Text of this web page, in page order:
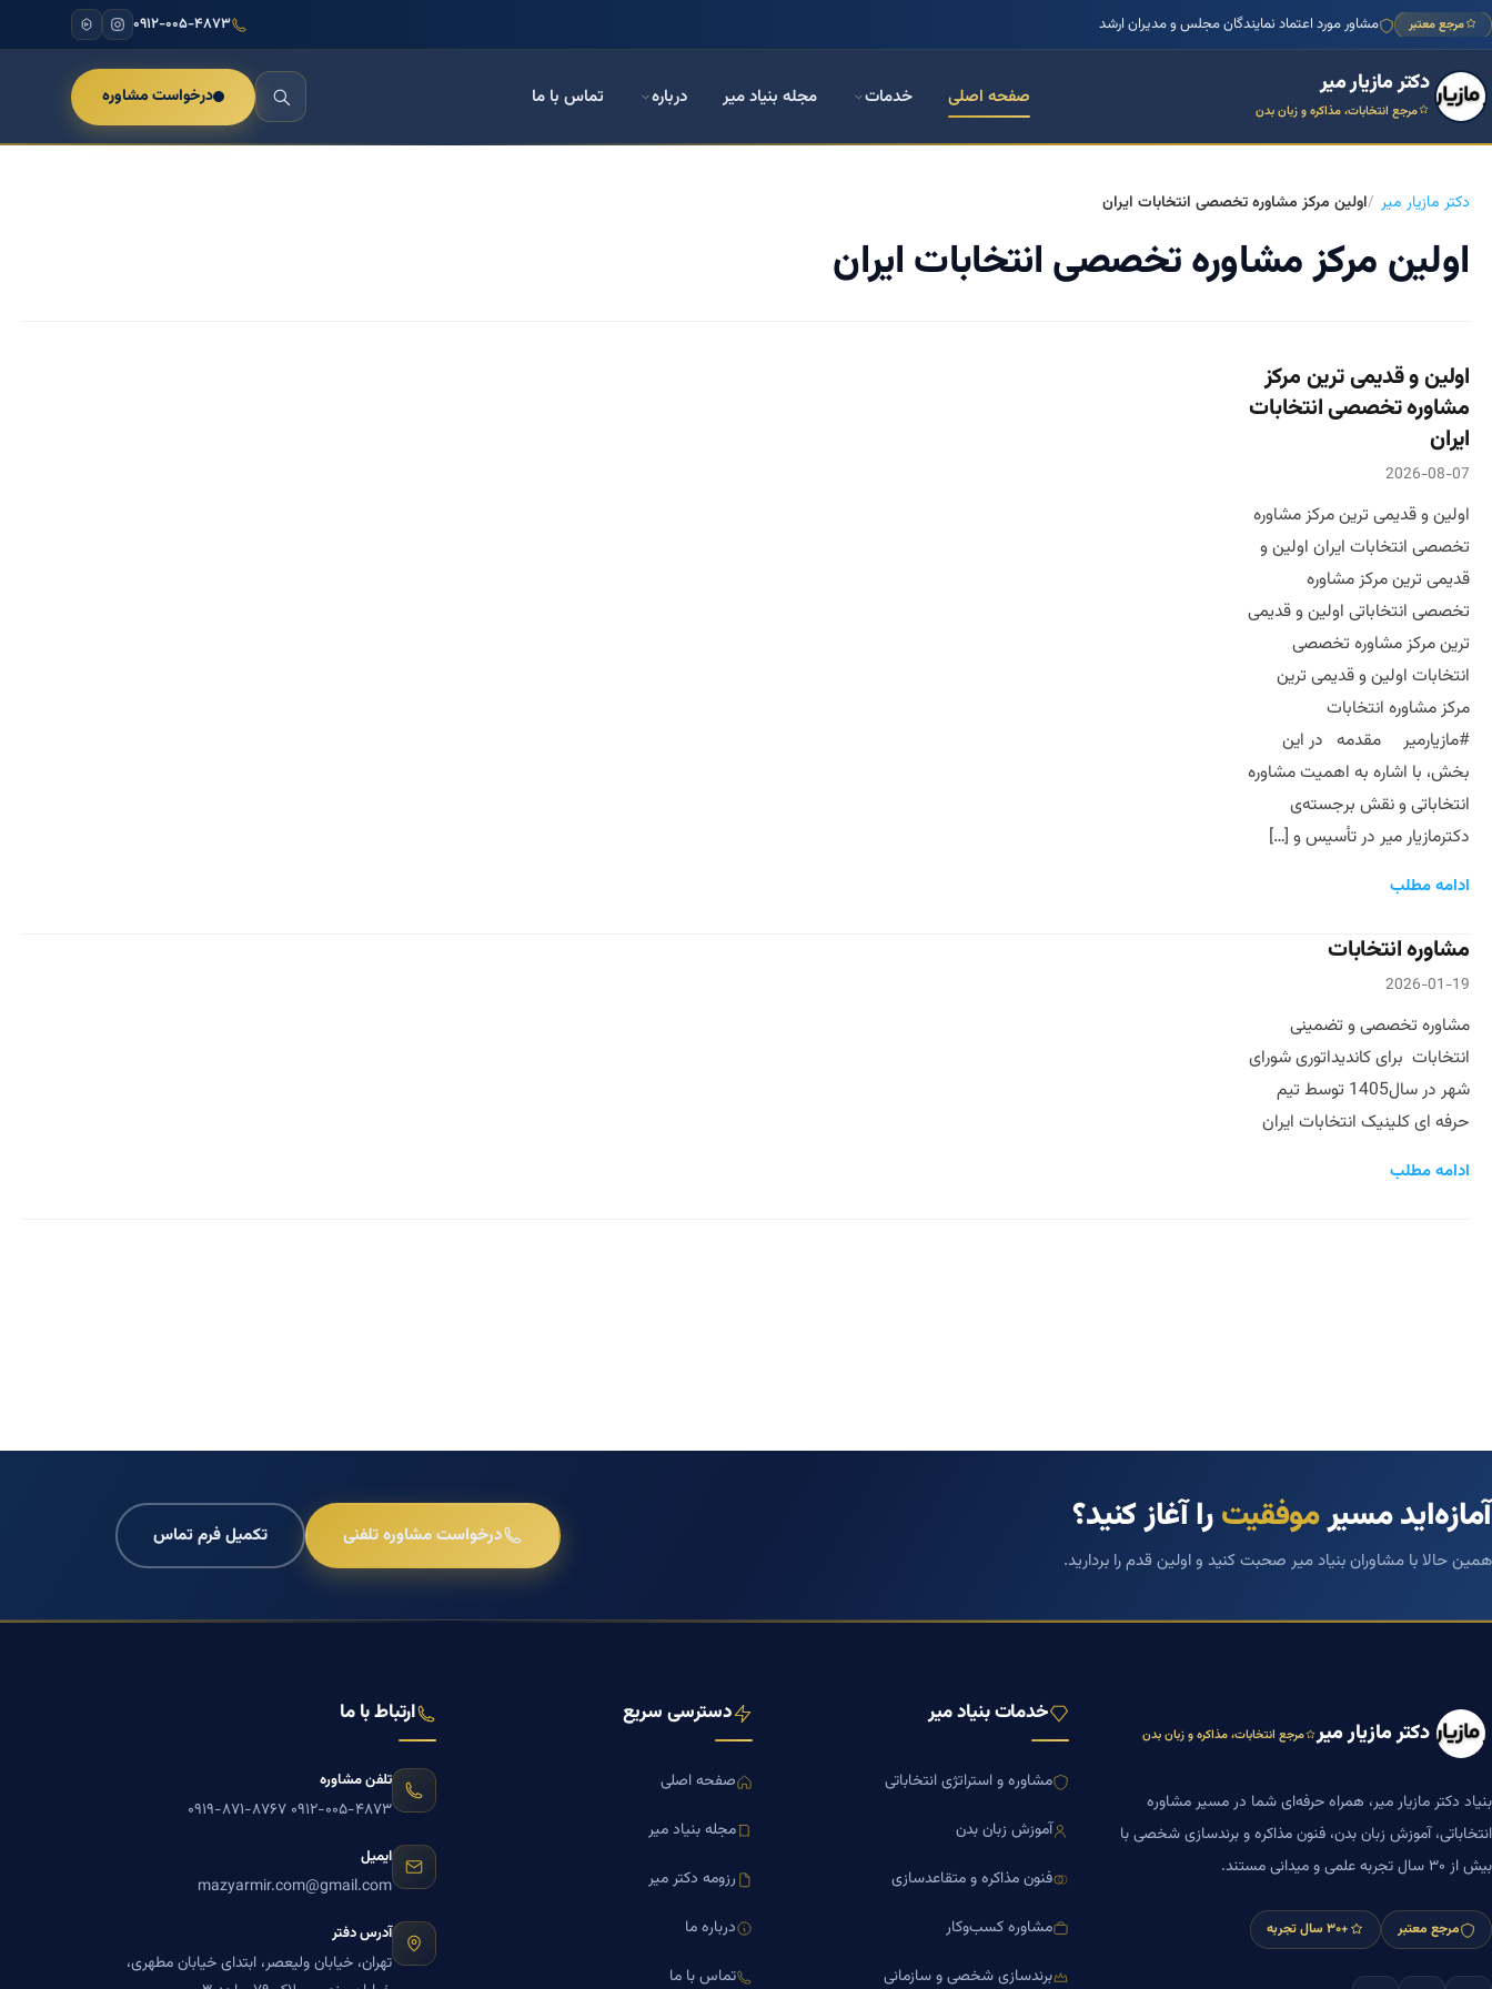
مرجع معتبر مشاور مورد اعتماد نمایندگان مجلس و مدیران ارشد ۰۹۱۲-۰۰۵-۴۸۷۳
دکتر مازیار میر
مرجع انتخابات، مذاکره و زبان بدن
صفحه اصلی خدمات مجله بنیاد میر درباره تماس با ما درخواست مشاوره
دکتر مازیار میر اولین مرکز مشاوره تخصصی انتخابات ایران
اولین مرکز مشاوره تخصصی انتخابات ایران
اولین و قدیمی ترین مرکز
مشاوره تخصصی انتخابات
ایران
2026-08-07
اولین و قدیمی ترین مرکز مشاوره
تخصصی انتخابات ایران اولین و
قدیمی ترین مرکز مشاوره
تخصصی انتخاباتی اولین و قدیمی
ترین مرکز مشاوره تخصصی
انتخابات اولین و قدیمی ترین
مرکز مشاوره انتخابات
#مازیارمیر مقدمه در این
بخش، با اشاره به اهمیت مشاوره
انتخاباتی و نقش برجسته‌ی
دکترمازیار میر در تأسیس و […]
ادامه مطلب
مشاوره انتخابات
2026-01-19
مشاوره تخصصی و تضمینی
انتخابات برای کاندیداتوری شورای
شهر در سال1405 توسط تیم
حرفه ای کلینیک انتخابات ایران
ادامه مطلب
آمازه‌اید مسیرموفقیترا آغاز کنید؟
همین حالا با مشاوران بنیاد میر صحبت کنید و اولین قدم را بردارید.
درخواست مشاوره تلفنی تکمیل فرم تماس
دکتر مازیار میر مرجع انتخابات، مذاکره و زبان بدن
بنیاد دکتر مازیار میر، همراه حرفه‌ای شما در مسیر مشاوره
انتخاباتی، آموزش زبان بدن، فنون مذاکره و برندسازی شخصی با
بیش از ۳۰ سال تجربه علمی و میدانی مستند.
مرجع معتبر +۳۰ سال تجربه
خدمات بنیاد میر
مشاوره و استراتژی انتخاباتی
آموزش زبان بدن
فنون مذاکره و متقاعدسازی
مشاوره کسب‌وکار
برندسازی شخصی و سازمانی
دسترسی سریع
صفحه اصلی
مجله بنیاد میر
رزومه دکتر میر
درباره ما
تماس با ما
ارتباط با ما
تلفن مشاوره
۰۹۱۲-۰۰۵-۴۸۷۳ ۰۹۱۹-۸۷۱-۸۷۶۷
ایمیل
mazyarmir.com@gmail.com
آدرس دفتر
تهران، خیابان ولیعصر، ابتدای خیابان مطهری،